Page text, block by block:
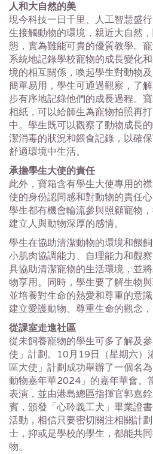
人和大自然的美
現今科技一日千里、人工智慧盛
生接觸動物的環境，親近大自然
態，實為難能可貴的優質教學。
系統地記錄學校寵物的成長變化
境的相互關係，喚起學生對動物
簡單易用，學生可通過觀察，了
步有序地記錄他們的成長過程。
相紙，可以給師生為寵物拍照再
中。學生既可以觀察了動物成長
潔消毒的狀況和餵食記錄，以確
舒適環境中生活。
承擔學生大使的責任
此外，寶箱含有學生大使專用的
使的身份認同感和對動物的責任
學生都有機會輪流參與照顧寵物
建立人與動物深厚的感情。
學生在協助清潔動物的環境和餵
小肌肉協調能力、自理能力和觀
具協助清潔寵物的生活環境，並
物享用。同時，學生要了解生物
並培養對生命的熱愛和尊重的意
建立愛護動物、尊重生命的觀念
從課室走進社區
從未飼養寵物的學生可多了解及
使」計劃。10月19日（星期六）
區大使」計劃成功舉辦了一個名
動物嘉年華2024」的嘉年華會。
表演，並由港島總區指揮官郭嘉
賓，頒發「心聆義工犬」畢業證
活動，相信只要密切關注相關計
士，抑或是學校的學生，都能共
物。